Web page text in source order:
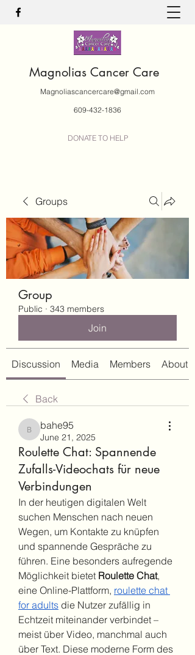
Magnolias Cancer Care
Magnoliascancercare@gmail.com
609-432-1836
DONATE TO HELP
Groups
Group
Public · 343 members
Join
Discussion Media Members About
Back
bahe95
bahe95
June 21, 2025
Roulette Chat: Spannende
Zufalls-Videochats für neue
Verbindungen
In der heutigen digitalen Welt
suchen Menschen nach neuen
Wegen, um Kontakte zu knüpfen
und spannende Gespräche zu
führen. Eine besonders aufregende
Möglichkeit bietet Roulette Chat,
eine Online-Plattform, roulette chat
for adults die Nutzer zufällig in
Echtzeit miteinander verbindet –
meist über Video, manchmal auch
über Text. Diese moderne Form des